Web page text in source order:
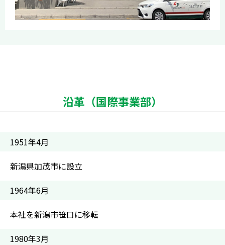
沿革（国際事業部）
1951年4月
新潟県加茂市に設立
1964年6月
本社を新潟市笹口に移転
1980年3月